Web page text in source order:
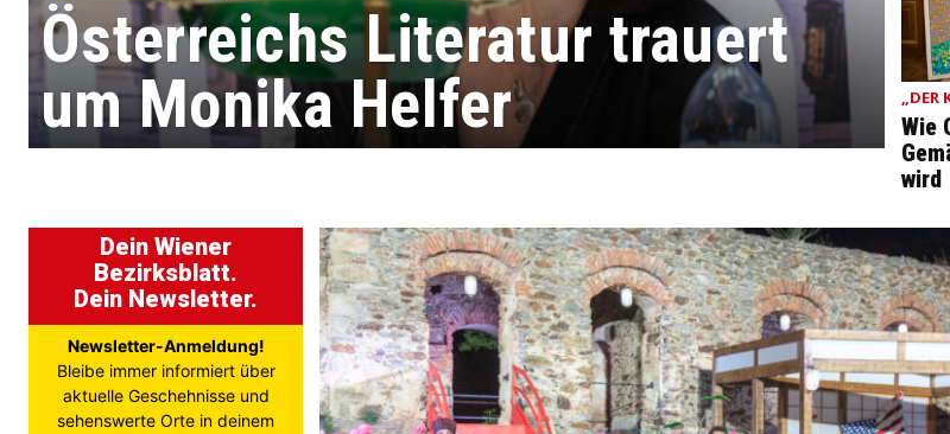
Österreichs Literatur trauert
um Monika Helfer
„DER
Wie
wird
Dein Wiener
Bezirksblatt.
Dein Newsletter.
Newsletter-Anmeldung!
Bleibe immer informiert über
aktuelle Geschehnisse und
sehenswerte Orte in deinem